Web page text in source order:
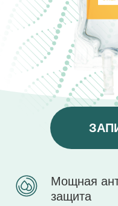
Мощная
защита
Повышение общего
организма
Активация
процессов